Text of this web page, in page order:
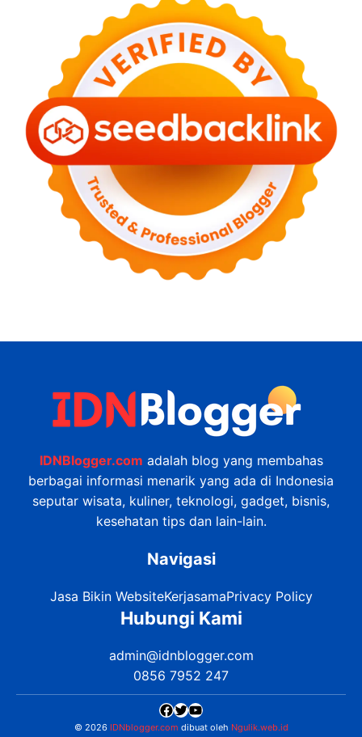
IDNBlogger.com adalah blog yang membahas
berbagai informasi menarik yang ada di Indonesia
seputar wisata, kuliner, teknologi, gadget, bisnis,
kesehatan tips dan lain-lain.
Navigasi
Jasa Bikin WebsiteKerjasamaPrivacy Policy
Hubungi Kami
admin@idnblogger.com
0856 7952 247
Facebook
Twitter
YouTube
© 2026 IDNblogger.com dibuat oleh Ngulik.web.id